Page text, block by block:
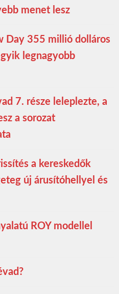
menet lesz
Day 355 millió dolláros
legnagyobb
7. része leleplezte, a
a sorozat
a kereskedők
új árusítóhellyel és
ROY modellel